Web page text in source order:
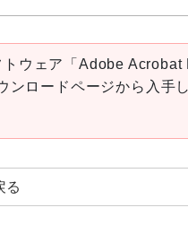
ウェア「Adobe
ロードページから入手し
る